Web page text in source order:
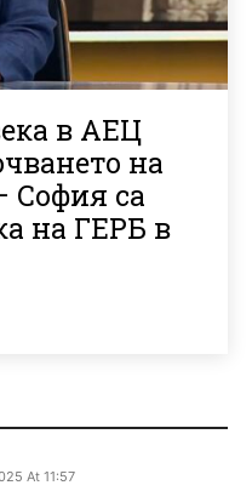
в АЕЦ
на
София са
на ГЕРБ в
At 11:57